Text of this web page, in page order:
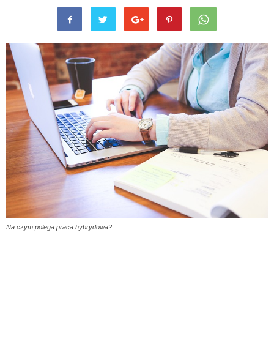
Na czym polega praca hybrydowa?